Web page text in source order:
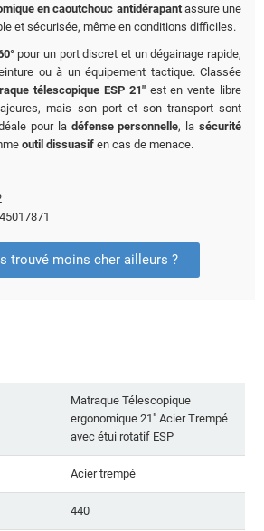
en caoutchouc antidérapantassure une
et sécurisée, même en conditions difficiles.
pour un port discret et un dégainage rapide,
ou à un équipement tactique. Classée
télescopique ESP 21"est en vente libre
mais son port et son transport sont
pour la défense personnelle, lasécurité
outil dissuasif en cas de menace.
trouvé moins cher ailleurs ?
Matraque Télescopique
ergonomique 21" Acier Trempé
avec étui rotatif ESP
Acier trempé
440